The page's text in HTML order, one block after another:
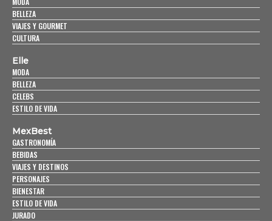
BELLEZA
VIAJES Y GOURMET
CULTURA
Elle
MODA
BELLEZA
CELEBS
ESTILO DE VIDA
MexBest
GASTRONOMÍA
BEBIDAS
VIAJES Y DESTINOS
PERSONAJES
BIENESTAR
ESTILO DE VIDA
JURADO